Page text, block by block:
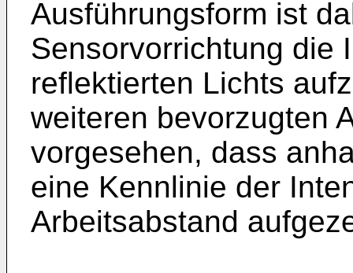
Ausführungsform ist
Sensorvorrichtung die
reflektierten Lichts
weiteren bevorzugten
vorgesehen, dass
eine Kennlinie der
Arbeitsabstand